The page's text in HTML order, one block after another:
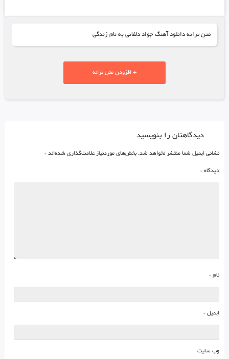
متن ترانه دانلود آهنگ جواد دلفانی به نام زندگی
+ افزودن متن ترانه
دیدگاهتان را بنویسید
نشانی ایمیل شما منتشر نخواهد شد. بخش‌های موردنیاز علامت‌گذاری شده‌اند *
دیدگاه *
نام *
ایمیل *
وب‌ سایت